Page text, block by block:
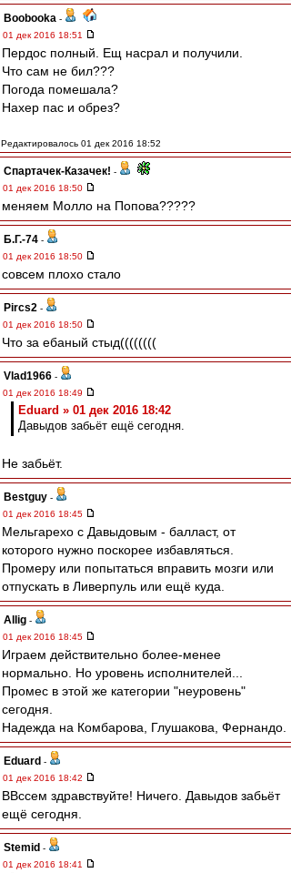
Boobooka -
01 дек 2016 18:51
Пердос полный. Ещ насрал и получили.
Что сам не бил???
Погода помешала?
Нахер пас и обрез?
Редактировалось 01 дек 2016 18:52
Спартачек-Казачек! -
01 дек 2016 18:50
меняем Молло на Попова?????
Б.Г.-74 -
01 дек 2016 18:50
совсем плохо стало
Pircs2 -
01 дек 2016 18:50
Что за ебаный стыд((((((((
Vlad1966 -
01 дек 2016 18:49
Eduard » 01 дек 2016 18:42
Давыдов забьёт ещё сегодня.
Не забьёт.
Bestguy -
01 дек 2016 18:45
Мельгарехо с Давыдовым - балласт, от
которого нужно поскорее избавляться.
Промеру или попытаться вправить мозги или
отпускать в Ливерпуль или ещё куда.
Allig -
01 дек 2016 18:45
Играем действительно более-менее
нормально. Но уровень исполнителей...
Промес в этой же категории "неуровень"
сегодня.
Надежда на Комбарова, Глушакова, Фернандо.
Eduard -
01 дек 2016 18:42
ВВссем здравствуйте! Ничего. Давыдов забьёт
ещё сегодня.
Stemid -
01 дек 2016 18:41